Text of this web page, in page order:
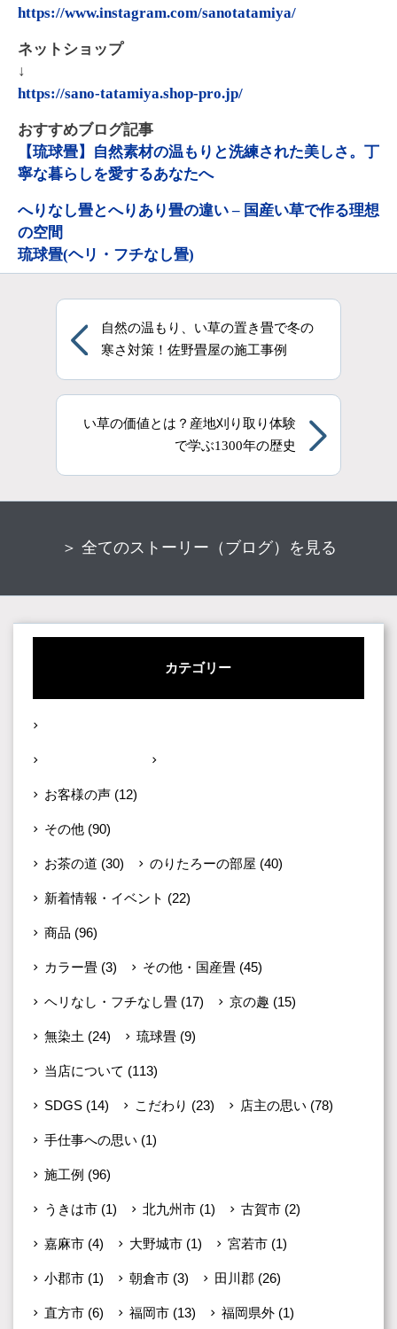
https://www.instagram.com/sanotatamiya/
ネットショップ
↓
https://sano-tatamiya.shop-pro.jp/
おすすめブログ記事
【琉球畳】自然素材の温もりと洗練された美しさ。丁
寧な暮らしを愛するあなたへ
へりなし畳とへりあり畳の違い – 国産い草で作る理想
の空間
琉球畳(ヘリ・フチなし畳)
自然の温もり、い草の置き畳で冬の
寒さ対策！佐野畳屋の施工事例
い草の価値とは？産地刈り取り体験
で学ぶ1300年の歴史
＞ 全てのストーリー（ブログ）を見る
カテゴリー
お客様の声 (12)
その他 (90)
お茶の道 (30) のりたろーの部屋 (40)
新着情報・イベント (22)
商品 (96)
カラー畳 (3) その他・国産畳 (45)
ヘリなし・フチなし畳 (17) 京の趣 (15)
無染土 (24) 琉球畳 (9)
当店について (113)
SDGS (14) こだわり (23) 店主の思い (78)
手仕事への思い (1)
施工例 (96)
うきは市 (1) 北九州市 (1) 古賀市 (2)
嘉麻市 (4) 大野城市 (1) 宮若市 (1)
小郡市 (1) 朝倉市 (3) 田川郡 (26)
直方市 (6) 福岡市 (13) 福岡県外 (1)